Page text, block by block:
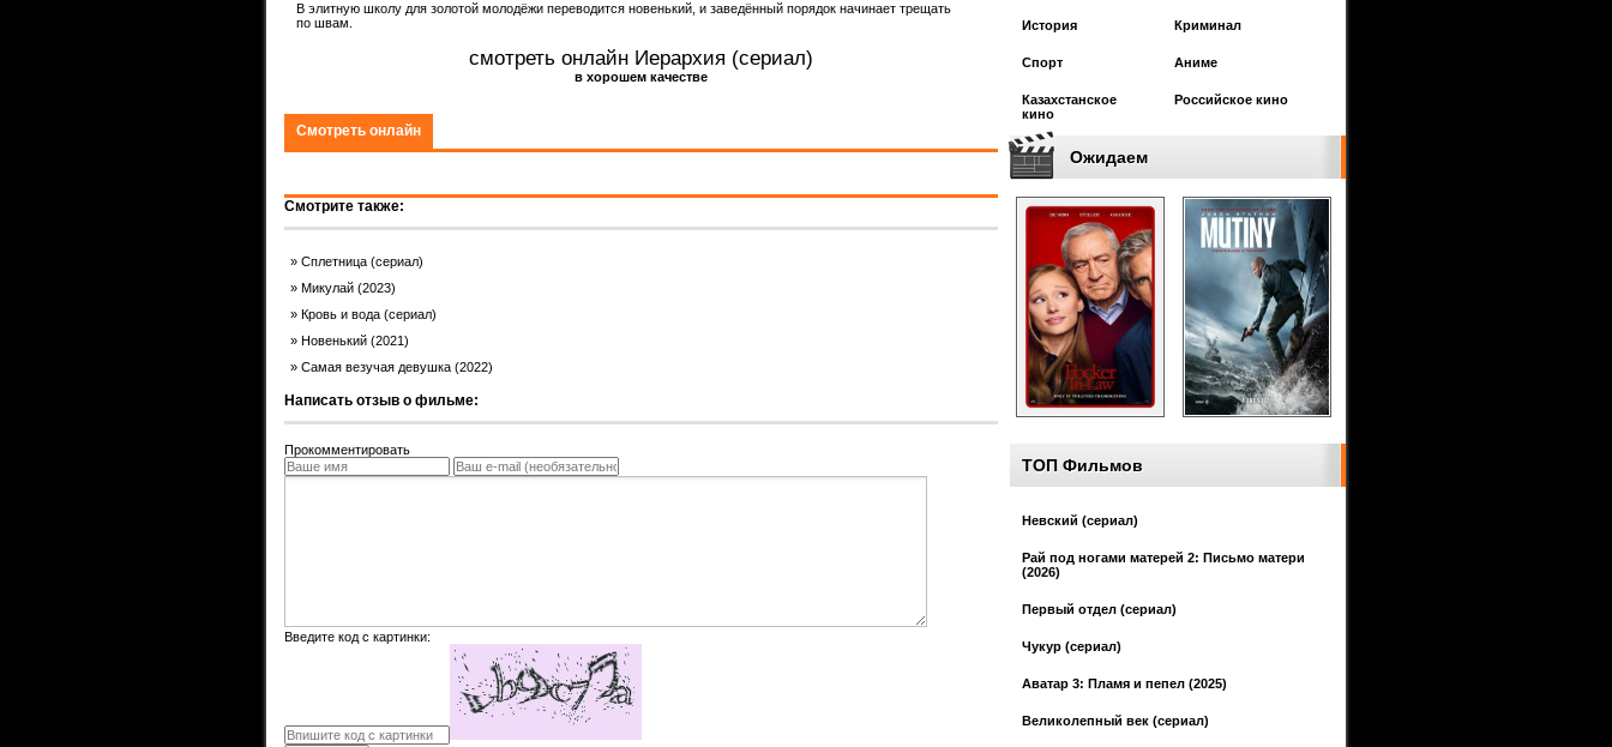
В элитную школу для золотой молодёжи переводится новенький, и заведённый порядок начинает трещать
по швам.
смотреть онлайн Иерархия (сериал)
в хорошем качестве
Смотреть онлайн
Смотрите также:
Сплетница (сериал)
Микулай (2023)
Кровь и вода (сериал)
Новенький (2021)
Самая везучая девушка (2022)
Написать отзыв о фильме:
Прокомментировать
Введите код с картинки:
История Криминал
Спорт Аниме
Казахстанское
кино
Российское кино
Ожидаем
ТОП Фильмов
Невский (сериал)
Рай под ногами матерей 2: Письмо матери
(2026)
Первый отдел (сериал)
Чукур (сериал)
Аватар 3: Пламя и пепел (2025)
Великолепный век (сериал)